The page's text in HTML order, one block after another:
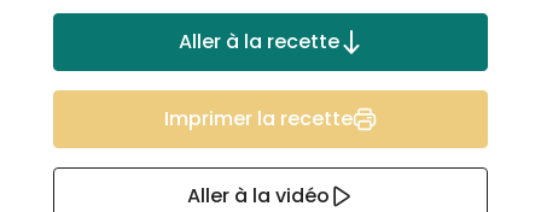
Aller à la recette
Imprimer la recette
Aller à la vidéo